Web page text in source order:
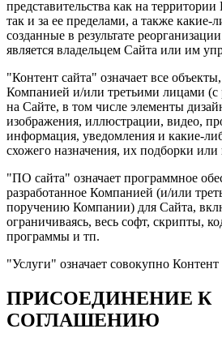
представительства как на
так и за ее пределами, а также какие-
созданные в результате
является владельцем Сайта или им
"Контент сайта" означает все
Компанией и/или третьими лицами
на Сайте, в том числе элементы
изображения, иллюстрации, видео,
информация, уведомления и какие-
схожего назначения, их подборки
"ПО сайта" означает программное
разработанное Компанией (и/или
поручению Компании) для Сайта,
ограничиваясь, весь софт, скрипты,
программы и тп.
"Услуги" означает совокупно
ПРИСОЕДИНЕНИЕ К
СОГЛАШЕНИЮ